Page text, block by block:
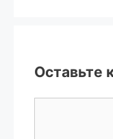
Оставьте